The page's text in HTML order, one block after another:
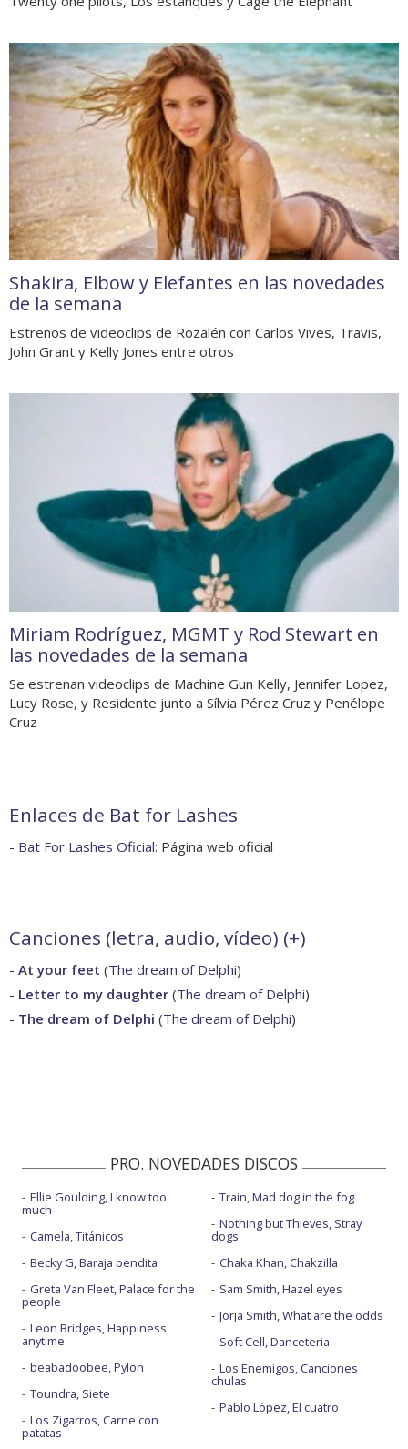
Shakira, Elbow y Elefantes en las novedades
de la semana
Estrenos de videoclips de Rozalén con Carlos Vives, Travis,
John Grant y Kelly Jones entre otros
Miriam Rodríguez, MGMT y Rod Stewart en
las novedades de la semana
Se estrenan videoclips de Machine Gun Kelly, Jennifer Lopez,
Lucy Rose, y Residente junto a Sílvia Pérez Cruz y Penélope
Cruz
Enlaces de Bat for Lashes
- Bat For Lashes Oficial: Página web oficial
Canciones (letra, audio, vídeo) (+)
- At your feet (The dream of Delphi)
- Letter to my daughter (The dream of Delphi)
- The dream of Delphi (The dream of Delphi)
PRO. NOVEDADES DISCOS
Ellie Goulding, I know too
much
Camela, Titánicos
Becky G, Baraja bendita
Greta Van Fleet, Palace for the
people
Leon Bridges, Happiness
anytime
beabadoobee, Pylon
Toundra, Siete
Los Zigarros, Carne con
patatas
Train, Mad dog in the fog
Nothing but Thieves, Stray
dogs
Chaka Khan, Chakzilla
Sam Smith, Hazel eyes
Jorja Smith, What are the odds
Soft Cell, Danceteria
Los Enemigos, Canciones
chulas
Pablo López, El cuatro